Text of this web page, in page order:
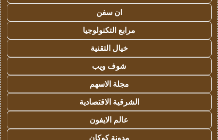
ان سفن
مرابع التكنولوجيا
خيال التقنية
شوف ويب
مجلة الاسهم
الشرقية الاقتصادية
عالم الايفون
مدونة كوكان